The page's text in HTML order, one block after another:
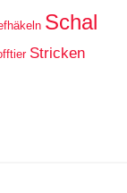
Schal
Stricken